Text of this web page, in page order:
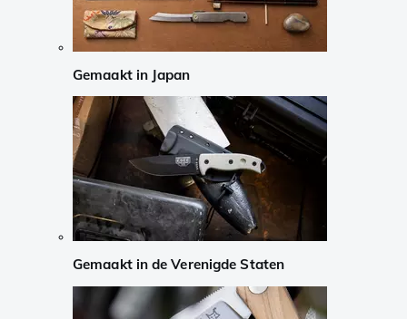
Gemaakt in Japan
Gemaakt in de Verenigde Staten